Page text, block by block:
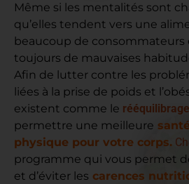
Même si les mentalités sont
qu’elles tendent vers une
beaucoup de
toujours de mauvaises
Afin de lutter contre les
liées à la prise de poids et
existent comme le
permettre une meilleure
physique pour votre corps.
programme qui vous permet
et d’éviter les carences